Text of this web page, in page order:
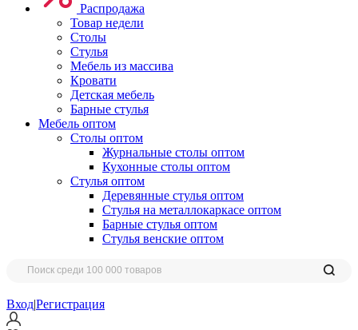
Распродажа
Товар недели
Столы
Стулья
Мебель из массива
Кровати
Детская мебель
Барные стулья
Мебель оптом
Столы оптом
Журнальные столы оптом
Кухонные столы оптом
Стулья оптом
Деревянные стулья оптом
Стулья на металлокаркасе оптом
Барные стулья оптом
Стулья венские оптом
Вход|Регистрация